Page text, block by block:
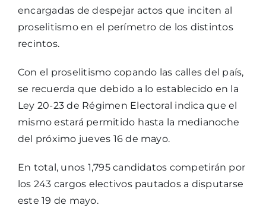
encargadas de despejar actos que inciten al
proselitismo en el perímetro de los distintos
recintos.
Con el proselitismo copando las calles del país,
se recuerda que debido a lo establecido en la
Ley 20-23 de Régimen Electoral indica que el
mismo estará permitido hasta la medianoche
del próximo jueves 16 de mayo.
En total, unos 1,795 candidatos competirán por
los 243 cargos electivos pautados a disputarse
este 19 de mayo.